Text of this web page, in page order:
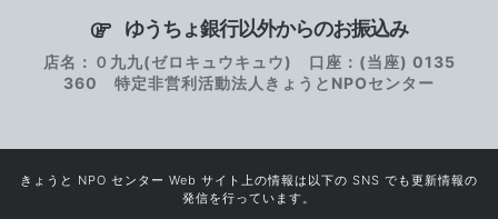
ゆうちょ銀行以外からのお振込み
店名：０九九(ゼロキュウキュウ) 口座：(当座) 0135
360 特定非営利活動法人きょうとNPOセンター
きょうと NPO センター Web サイト上の情報は以下の SNS でも更新情報の
発信を行っています。